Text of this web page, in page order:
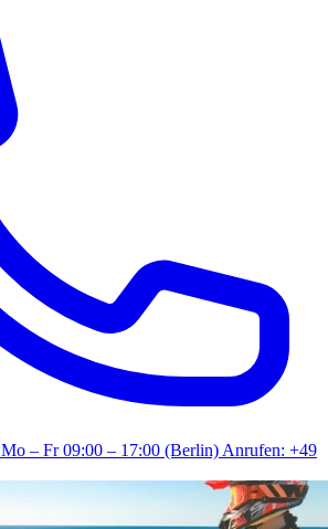
Mo – Fr 09:00 – 17:00 (Berlin)Anrufen: +49